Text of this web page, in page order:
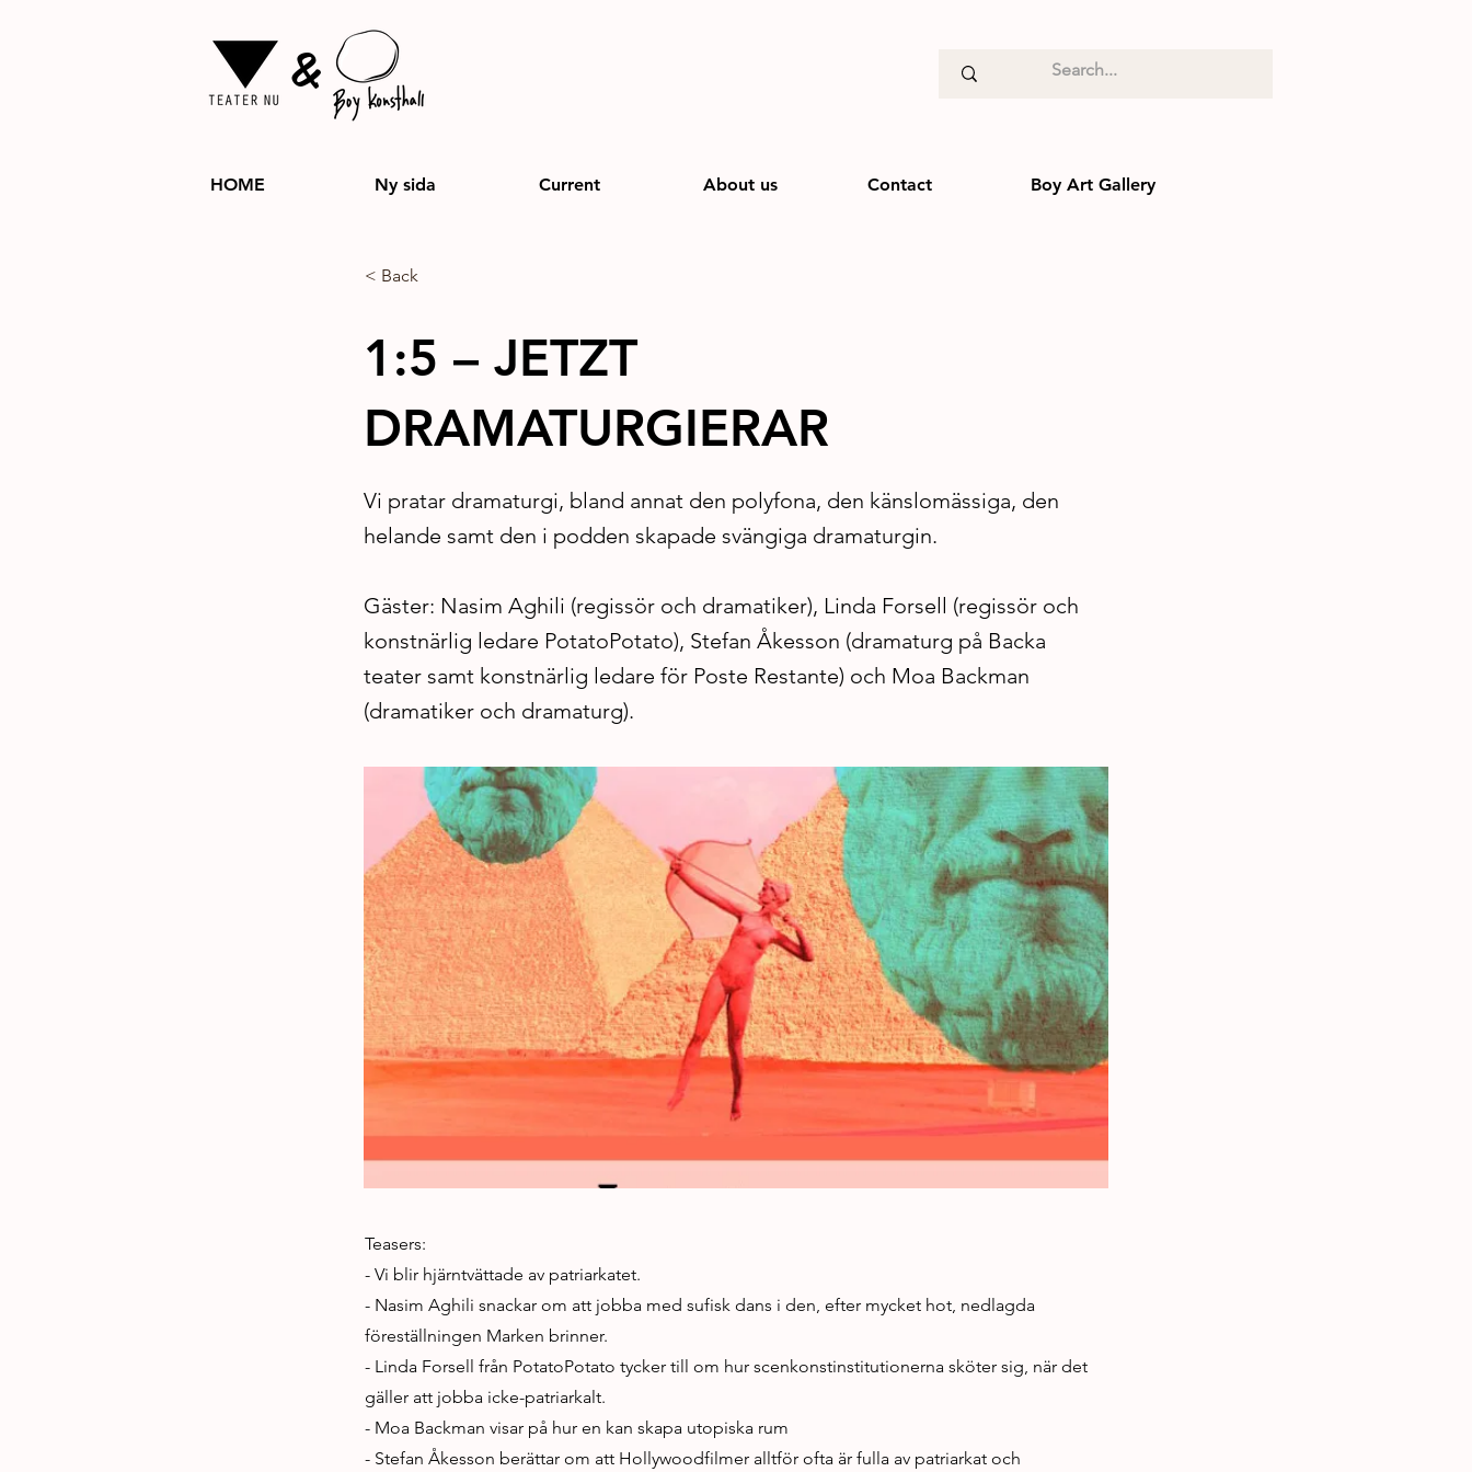
&
HOME Ny sida Current About us Contact Boy Art Gallery
< Back
1:5 – JETZT
DRAMATURGIERAR
Vi pratar dramaturgi, bland annat den polyfona, den känslomässiga, den
helande samt den i podden skapade svängiga dramaturgin.
Gäster: Nasim Aghili (regissör och dramatiker), Linda Forsell (regissör och
konstnärlig ledare PotatoPotato), Stefan Åkesson (dramaturg på Backa
teater samt konstnärlig ledare för Poste Restante) och Moa Backman
(dramatiker och dramaturg).
Teasers:
- Vi blir hjärntvättade av patriarkatet.
- Nasim Aghili snackar om att jobba med sufisk dans i den, efter mycket hot, nedlagda
föreställningen Marken brinner.
- Linda Forsell från PotatoPotato tycker till om hur scenkonstinstitutionerna sköter sig, när det
gäller att jobba icke-patriarkalt.
- Moa Backman visar på hur en kan skapa utopiska rum
- Stefan Åkesson berättar om att Hollywoodfilmer alltför ofta är fulla av patriarkat och